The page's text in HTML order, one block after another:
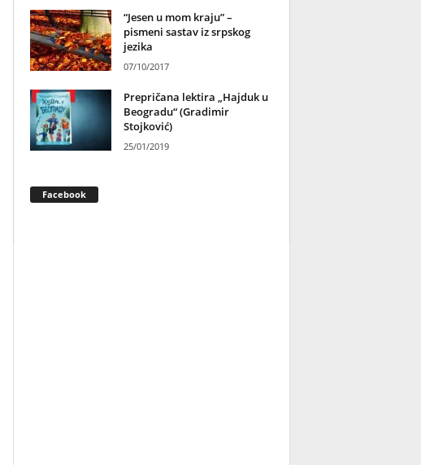
“Jesen u mom kraju” –
pismeni sastav iz srpskog
jezika
07/10/2017
Prepričana lektira „Hajduk u
Beogradu“ (Gradimir
Stojković)
25/01/2019
Facebook